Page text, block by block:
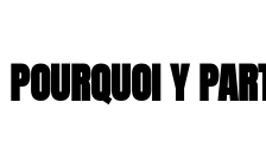
POURQUOI Y